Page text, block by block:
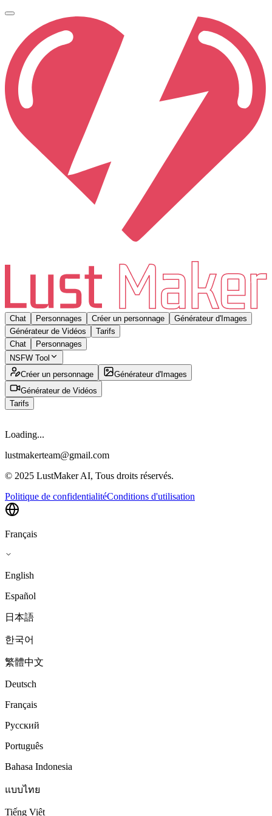
Chat Personnages Créer un personnage
Générateur d'Images
Générateur de Vidéos
Tarifs
Chat
Personnages
NSFW Tool
Créer un personnage
Générateur d'Images
Générateur de Vidéos
Tarifs
Loading...
lustmakerteam@gmail.com
© 2025 LustMaker AI, Tous droits réservés.
Politique de confidentialitéConditions d'utilisation
Français
English
Español
日本語
한국어
繁體中文
Deutsch
Français
Русский
Português
Bahasa Indonesia
แบบไทย
Tiếng Việt